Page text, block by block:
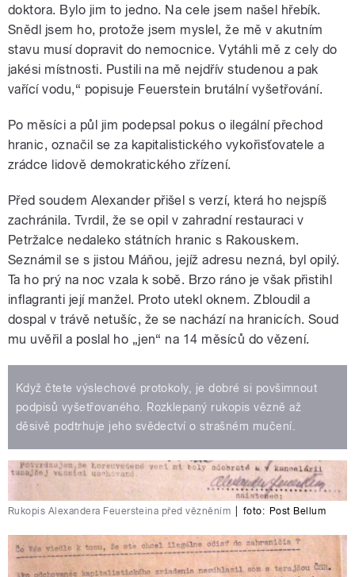
doktora. Bylo jim to jedno. Na cele jsem našel hřebík.
Snědl jsem ho, protože jsem myslel, že mě v akutním
stavu musí dopravit do nemocnice. Vytáhli mě z cely do
jakési místnosti. Pustili na mě nejdřív studenou a pak
vařící vodu,“ popisuje Feuerstein brutální vyšetřování.
Po měsíci a půl jim podepsal pokus o ilegální přechod
hranic, označil se za kapitalistického vykořisťovatele a
zrádce lidově demokratického zřízení.
Před soudem Alexander přišel s verzí, která ho nejspíš
zachránila. Tvrdil, že se opil v zahradní restauraci v
Petržalce nedaleko státních hranic s Rakouskem.
Seznámil se s jistou Máňou, jejíž adresu nezná, byl opilý.
Ta ho prý na noc vzala k sobě. Brzo ráno je však přistihl
inflagranti její manžel. Proto utekl oknem. Zbloudil a
dospal v trávě netušíc, že se nachází na hranicích. Soud
mu uvěřil a poslal ho „jen“ na 14 měsíců do vězení.
Když čtete výslechové protokoly, je dobré si povšimnout
podpisů vyšetřovaného. Rozklepaný rukopis vězně až
děsivě podtrhuje jeho svědectví o strašném mučení.
Rukopis Alexandera Feuersteina před vězněním foto: Post Bellum